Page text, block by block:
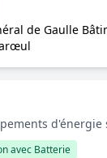
de Gaulle
d'énergie
avec Batterie